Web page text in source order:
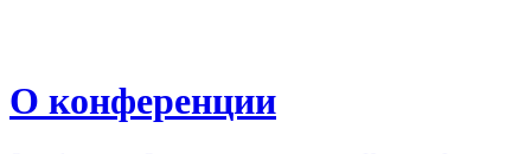
О конференции